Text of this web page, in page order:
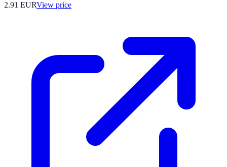
2.91 EURView price